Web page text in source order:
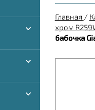
Главная /
хром
бабочка